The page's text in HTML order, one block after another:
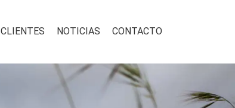
CLIENTES NOTICIAS CONTACTO